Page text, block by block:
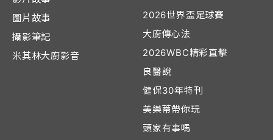
圖片故事
攝影筆記
米其林大廚影音
2026世界盃足球賽
大廚傳心法
2026WBC精彩直擊
良醫說
健保30年特刊
美樂蒂帶你玩
頭家有事嗎